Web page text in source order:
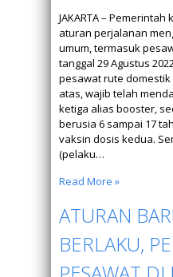
JAKARTA –
aturan perjalanan
umum, termasuk
tanggal 29 Agustus
pesawat rute
atas, wajib telah
ketiga alias booster,
berusia 6 sampai 17
vaksin dosis kedua.
(pelaku…
Read More »
ATURAN
BERLAKU,